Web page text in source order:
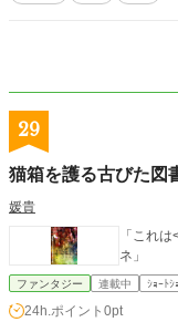
29
猫箱を護る古びた図
媛貴
「これ
ネ」
ファンタジー 連載中 ｼｮｰﾄｼ
24h.ポイント 0pt